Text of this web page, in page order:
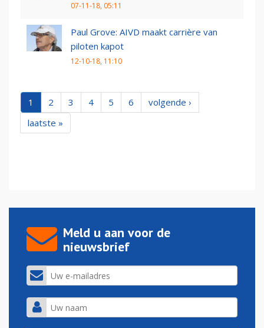
07-11-18, 05:11
Paul Grove: AIVD maakt carrière van
piloten kapot
12-10-18, 11:10
1 2 3 4 5 6
volgende ›
laatste »
Meld u aan voor de
nieuwsbrief